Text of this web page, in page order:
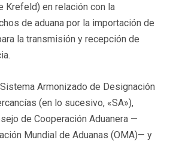
Krefeld) en relación con la
de aduana por la importación de
la transmisión y recepción de
Armonizado de Designación
(en lo sucesivo, «SA»),
de Cooperación Aduanera —
Mundial de Aduanas (OMA)— y